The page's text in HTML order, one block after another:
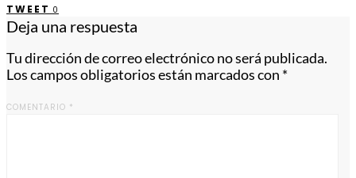
TWEET 0
Deja una respuesta
Tu dirección de correo electrónico no será publicada.
Los campos obligatorios están marcados con *
COMENTARIO *